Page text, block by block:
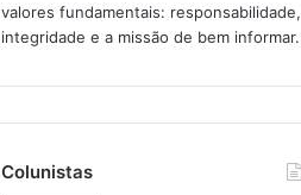
valores fundamentais: responsabilidade,
integridade e a missão de bem informar.​
Colunistas